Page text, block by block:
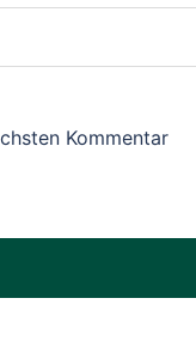
Kommentar